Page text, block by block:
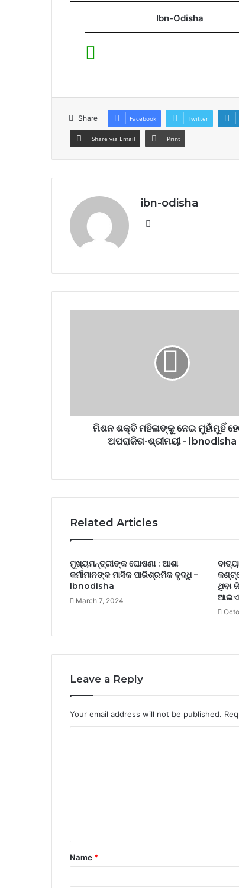
Ibn-Odisha
Share Facebook Twitter
Share via Email Print
ibn-odisha
Website
ମିଶନ ଶକ୍ତି ମହିଳାଙ୍କୁ ନେଇ ମୁହାଁମୁହିଁ
ଅପରାଜିତା-ଶ୍ରୀମୟୀ - Ibnodisha
Related Articles
ମୁଖ୍ୟମନ୍ତ୍ରୀଙ୍କ ଘୋଷଣା : ଆଶା
କର୍ମୀମାନଙ୍କ ମାସିକ ପାରିଶ୍ରମିକ ବୃଦ୍ଧି –
Ibnodisha
March 7, 2024
ଥିବା
Leave a Reply
Your email address will not be published.
t
*
Name *